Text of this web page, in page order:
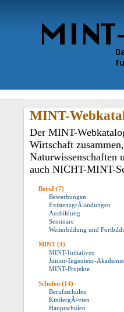
MINT-
Der MINT-
Wirtschaft
Naturwissenschaften
auch NICHT-MINT-
Beruf (7)
Bewerbungen
ExistenzgrÃ¼ndungen
Ausbildung
Seminare
Weiterbildung und
MINT (4)
MINT-Initiativen
Junior-Ingenieur-Akademie
MINT-Projekte
Schulen (14)
Berufsschulen
KindergÃ¤rten
Hauptschulen